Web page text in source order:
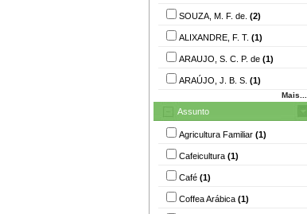
SOUZA, M. F. de. (2)
ALIXANDRE, F. T. (1)
ARAUJO, S. C. P. de (1)
ARAÚJO, J. B. S. (1)
Mais...
Assunto
Agricultura Familiar (1)
Cafeicultura (1)
Café (1)
Coffea Arábica (1)